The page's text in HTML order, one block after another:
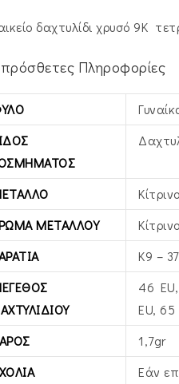
δαχτυλίδι χρυσό 9Κ
Πληροφορίες
ΜΕΤΆΛΛΟΥ
Κίτρινο
Κ9 –
46
EU, 65
1,7gr
Εάν